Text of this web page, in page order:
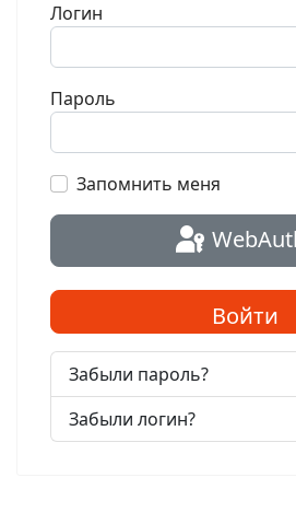
Логин
Пароль
Запомнить меня
Войти
Забыли пароль?
Забыли логин?